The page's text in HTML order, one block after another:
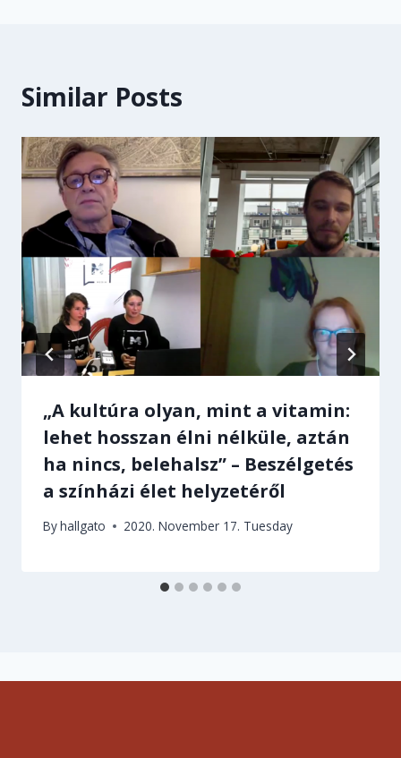
Similar Posts
„A kultúra olyan, mint a vitamin:
lehet hosszan élni nélküle, aztán
ha nincs, belehalsz” – Beszélgetés
a színházi élet helyzetéről
Byhallgato 2020. November 17. Tuesday